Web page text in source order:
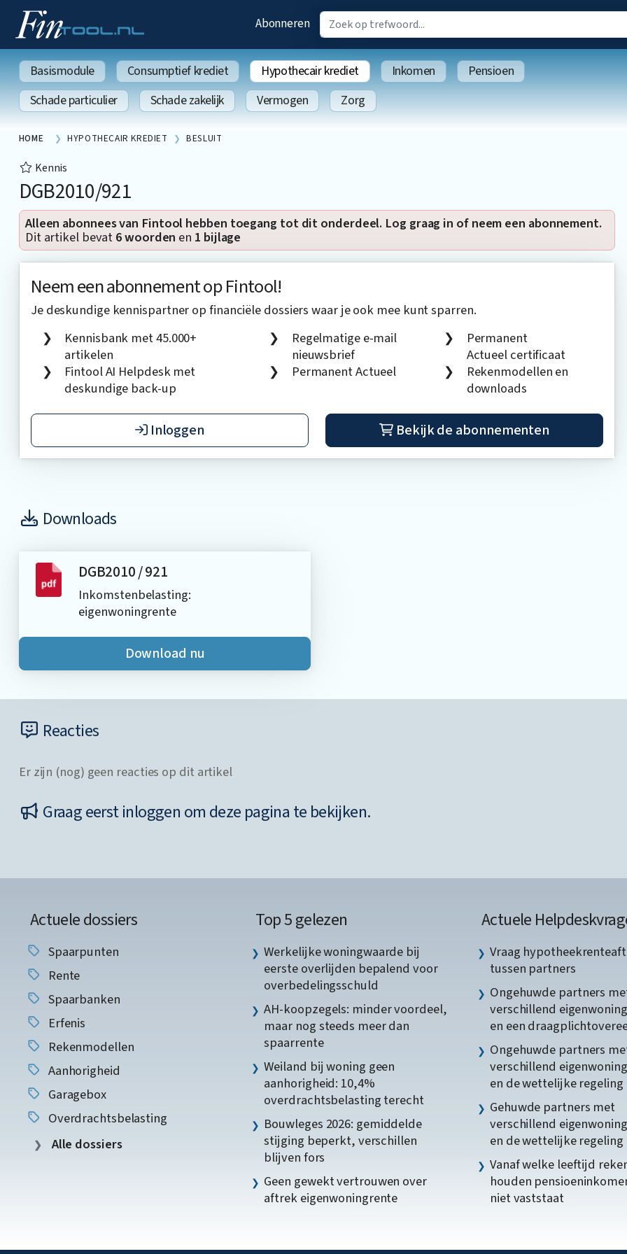
Abonneren
Basismodule Consumptief krediet Hypothecair krediet Inkomen
Pensioen
Schade particulier
Schade zakelijk Vermogen Zorg
HOME HYPOTHECAIR KREDIET BESLUIT
Kennis
DGB2010/921
Alleen abonnees van Fintool hebben toegang tot dit onderdeel. Log graag in of neem een abonnement.
Dit artikel bevat6 woorden en 1 bijlage
Neem een abonnement op Fintool!
Je deskundige kennispartner op financiële dossiers waar je ook mee kunt sparren.
Kennisbank met 45.000+
artikelen
Fintool AI Helpdesk met
deskundige back-up
Regelmatige e-mail
nieuwsbrief
Permanent Actueel
Permanent
Actueel certificaat
Rekenmodellen en
downloads
Inloggen Bekijk de abonnementen
Downloads
DGB2010 / 921
Inkomstenbelasting:
eigenwoningrente
Download nu
Reacties
Er zijn (nog) geen reacties op dit artikel
Graag eerst inloggen om deze pagina te bekijken.
Actuele dossiers
Spaarpunten
Rente
Spaarbanken
Erfenis
Rekenmodellen
Aanhorigheid
Garagebox
Overdrachtsbelasting
Alle dossiers
Top 5 gelezen
Werkelijke woningwaarde bij
eerste overlijden bepalend voor
overbedelingsschuld
AH-koopzegels: minder voordeel,
maar nog steeds meer dan
spaarrente
Weiland bij woning geen
aanhorigheid: 10,4%
overdrachtsbelasting terecht
Bouwleges 2026: gemiddelde
stijging beperkt, verschillen
blijven fors
Geen gewekt vertrouwen over
aftrek eigenwoningrente
Actuele
Vraag
tussen partners
Ongehuwde partners
verschillend
en een
Ongehuwde partners
verschillend
en de wettelijke regeling
Gehuwde partners met
verschillend
en de wettelijke regeling
Vanaf welke leeftijd
houden
niet vaststaat